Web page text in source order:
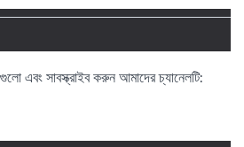
এবং সাবস্ক্রাইব করুন আমাদের চ্যানেলটি: